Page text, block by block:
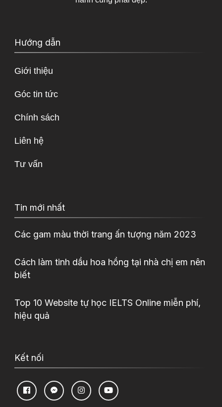
Hướng dẫn
Giới thiệu
Góc tin tức
Chính sách
Liên hệ
Tư vấn
Tin mới nhất
Các gam màu thời trang ấn tượng năm 2023
Cách làm tinh dầu hoa hồng tại nhà chị em nên
biết
Top 10 Website tự học IELTS Online miễn phí,
hiệu quả
Kết nối